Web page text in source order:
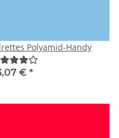
Polyamid-Handy
€ *